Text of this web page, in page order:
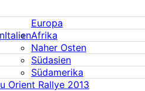
Europa
ItalienAfrika
Naher Osten
Südasien
Südamerika
Orient Rallye 2013